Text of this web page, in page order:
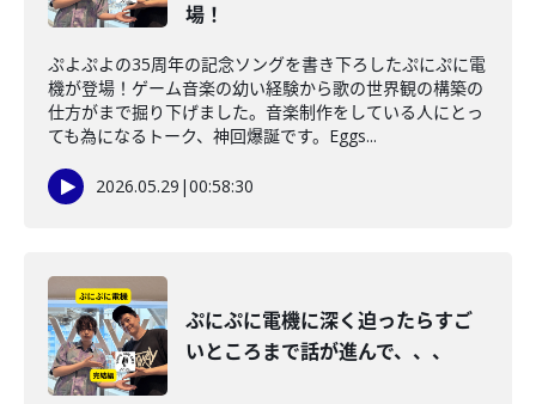
場！
ぷよぷよの35周年の記念ソングを書き下ろしたぷにぷに電
機が登場！ゲーム音楽の幼い経験から歌の世界観の構築の
仕方がまで掘り下げました。音楽制作をしている人にとっ
ても為になるトーク、神回爆誕です。Eggs...
2026.05.29 |00:58:30
ぷにぷに電機に深く迫ったらすご
いところまで話が進んで、、、